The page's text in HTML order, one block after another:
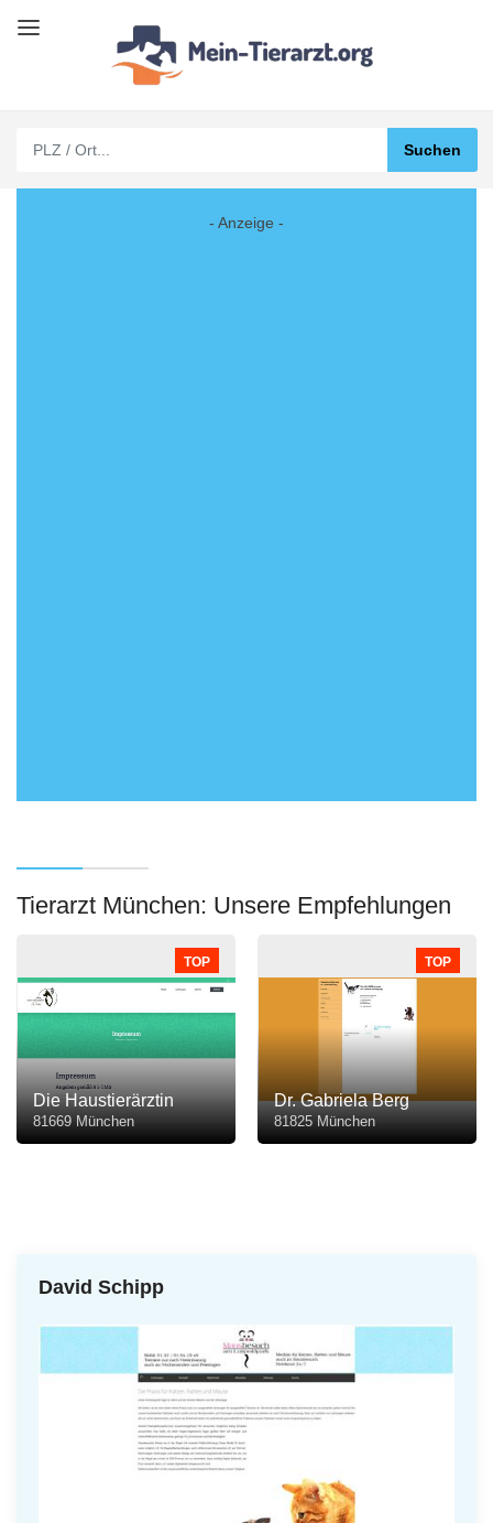
- Anzeige -
Tierarzt München: Unsere Empfehlungen
TOP
Die Haustierärztin
81669 München
TOP
Dr. Gabriela Berg
81825 München
David Schipp